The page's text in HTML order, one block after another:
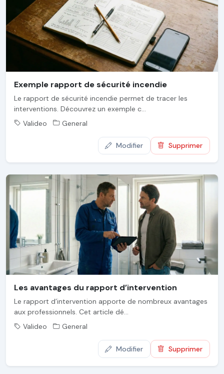
Exemple rapport de sécurité incendie
Le rapport de sécurité incendie permet de tracer les
interventions. Découvrez un exemple c...
Valideo
General
Modifier Supprimer
Les avantages du rapport d’intervention
Le rapport d’intervention apporte de nombreux avantages
aux professionnels. Cet article dé...
Valideo
General
Modifier Supprimer